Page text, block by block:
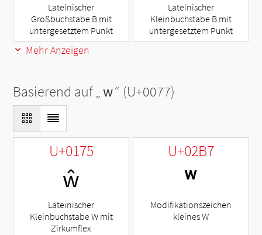
Lateinischer
Großbuchstabe B mit
untergesetztem Punkt
Lateinischer
Kleinbuchstabe B mit
untergesetztem Punkt
Mehr Anzeigen
Basierend auf „w“ (U+0077)
U+0175
ŵ
Lateinischer
Kleinbuchstabe W mit
Zirkumflex
U+02B7
ʷ
Modifikationszeichen
kleines W